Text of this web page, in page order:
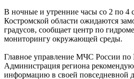
В ночные и утренние часы со 2 по 4
Костромской области ожидаются
градусов, сообщает центр по
мониторингу окружающей среды.
Главное управление МЧС России по
Администрация региона
информацию в своей повседневной